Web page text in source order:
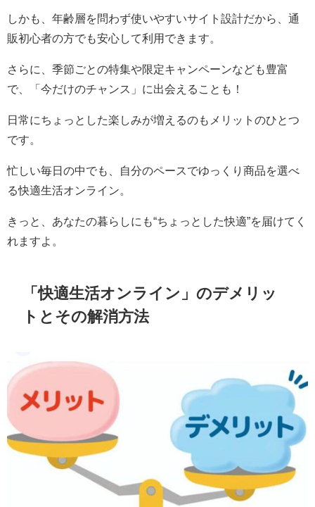
しかも、年齢層を問わず使いやすいサイト設計だから、通
販初心者の方でも安心して利用できます。
さらに、季節ごとの特集や限定キャンペーンなども豊富
で、「今だけのチャンス」に出会えることも！
日常にちょっとした楽しみが増えるのもメリットのひとつ
です。
忙しい毎日の中でも、自分のペースでゆっくり商品を選べ
る快適生活オンライン。
きっと、あなたの暮らしにも“ちょっとした快適”を届けてく
れますよ。
「快適生活オンライン 」のデメリッ
トとその解消方法